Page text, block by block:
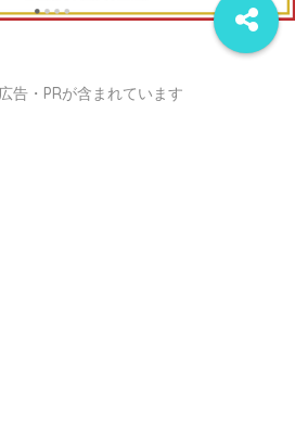
告・PRが含まれています